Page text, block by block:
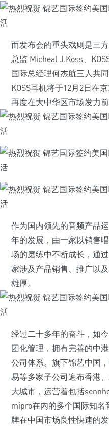
而发布会的重头戏则是三
总监 Micheal J.Koss、
国际总经理何杰航三人共
KOSS耳机将于12月2日在
再度在大中华区市场发力前
作为国内领先的音频产品
年的发展，由一家以销售
场的磨练中不断成长，通
家涉及产品销售、推广以
雄厚。
经过二十多年的奋斗，如
团化管理，拥有完善的中
公司体系。旗下锦艺中国
易等多家子公司遍布香港
大城市，运营着包括
mipro在内的多个国际知
牌在中国市场良性快速的